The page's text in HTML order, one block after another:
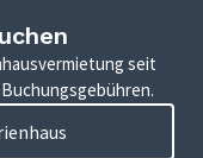
seit
Buchungsgebühren.